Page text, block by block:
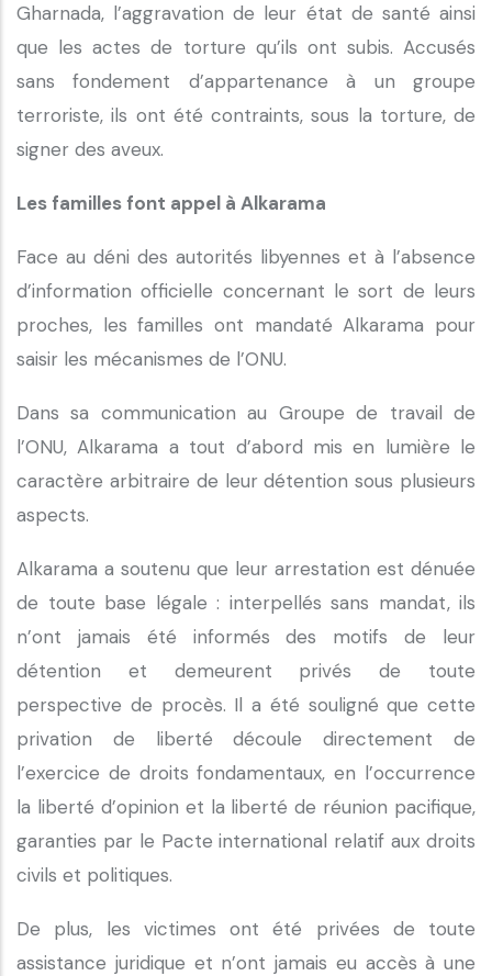
Gharnada, l’aggravation de leur état de santé ainsi
que les actes de torture qu’ils ont subis. Accusés
sans fondement d’appartenance à un groupe
terroriste, ils ont été contraints, sous la torture, de
signer des aveux.
Les familles font appel à Alkarama
Face au déni des autorités libyennes et à l’absence
d’information officielle concernant le sort de leurs
proches, les familles ont mandaté Alkarama pour
saisir les mécanismes de l’ONU.
Dans sa communication au Groupe de travail de
l’ONU, Alkarama a tout d’abord mis en lumière le
caractère arbitraire de leur détention sous plusieurs
aspects.
Alkarama a soutenu que leur arrestation est dénuée
de toute base légale : interpellés sans mandat, ils
n’ont jamais été informés des motifs de leur
détention et demeurent privés de toute
perspective de procès. Il a été souligné que cette
privation de liberté découle directement de
l’exercice de droits fondamentaux, en l’occurrence
la liberté d’opinion et la liberté de réunion pacifique,
garanties par le Pacte international relatif aux droits
civils et politiques.
De plus, les victimes ont été privées de toute
assistance juridique et n’ont jamais eu accès à une